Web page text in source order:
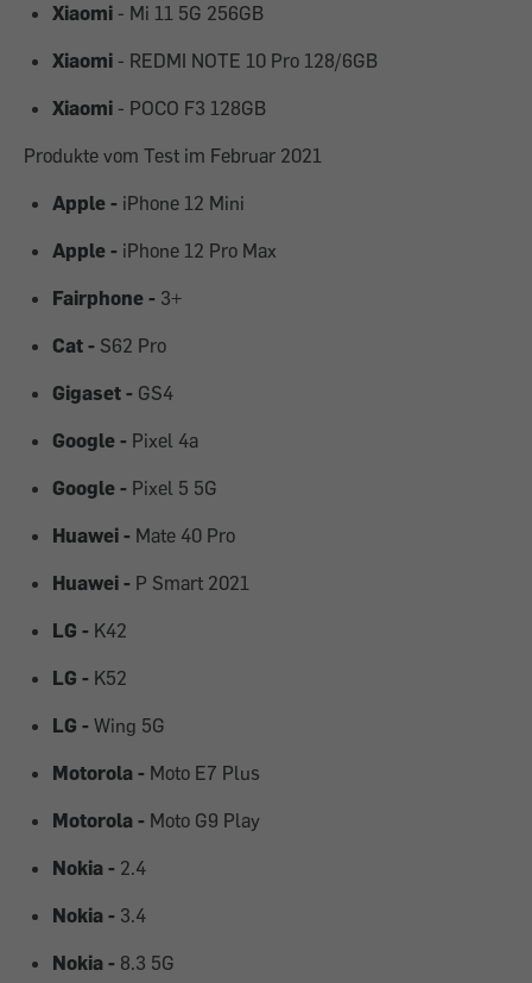
Xiaomi - Mi 11 5G 256GB
Xiaomi - REDMI NOTE 10 Pro 128/6GB
Xiaomi - POCO F3 128GB
Produkte vom Test im Februar 2021
Apple - iPhone 12 Mini
Apple - iPhone 12 Pro Max
Fairphone - 3+
Cat - S62 Pro
Gigaset - GS4
Google - Pixel 4a
Google - Pixel 5 5G
Huawei - Mate 40 Pro
Huawei - P Smart 2021
LG - K42
LG - K52
LG - Wing 5G
Motorola - Moto E7 Plus
Motorola - Moto G9 Play
Nokia - 2.4
Nokia - 3.4
Nokia - 8.3 5G